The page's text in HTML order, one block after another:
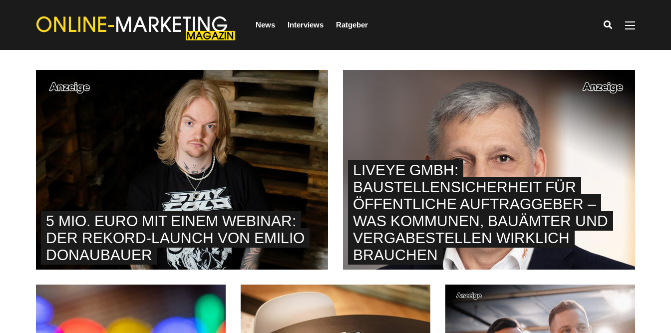
News Interviews Ratgeber
5 MIO. EURO MIT EINEM WEBINAR:
DER REKORD-LAUNCH VON EMILIO
DONAUBAUER
LIVEYE GMBH:
BAUSTELLENSICHERHEIT FÜR
ÖFFENTLICHE AUFTRAGGEBER –
WAS KOMMUNEN, BAUÄMTER UND
VERGABESTELLEN WIRKLICH
BRAUCHEN